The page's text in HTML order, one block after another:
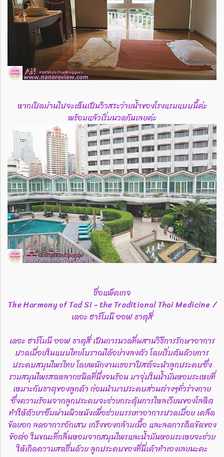
หากเปิดม่านไปจะเห็นเป็นวิวสระว่ายน้ำของโรงแรมแบบนี้ค่ะ
พร้อมแล้วเริ่มนวดกันเลยค่ะ
ชื่อแพ็คเกจ
The Harmony of Tad Si - the Traditional Thai Medicine /
เดอะ ฮาร์โมนี ออฟ ธาตุสี่
เดอะ ฮาร์โมนี ออฟ ธาตุสี่ เป็นการนวดที่ผสานวิธีการรักษาอาการ
ปวดเมื่อยในแบบไทยโบราณได้อย่างลงตัว โดยเริ่มต้นด้วยการ
ประคบสมุนไพรไทย โดยพนักงานเธอราปิสต์จะนำลูกประคบซึ่ง
รวมสมุนไพรสดหลากชนิดที่นึ่งจนร้อน มาจุ่มในน้ำมันหอมระเหยที่
เหมาะกับธาตุของลูกค้า ก่อนนำมาประคบส่วนต่างๆทั่วร่างกาย
ซึ่งความร้อนจากลูกประคบจะช่วยกระตุ้นการไหลเวียนของโลหิต
ทำให้ตัวยาซึมผ่านผิวหนังเพื่อช่วยบรรเทาอาการปวดเมื่อย เคล็ด
ขัดยอก ลดอาการอักเสบ เกร็งของกล้ามเนื้อ และลดการติดขัดของ
ข้อต่อ ในขณะที่กลิ่นหอมจากสมุนไพรและน้ำมันหอมระเหยจะช่วย
ให้เกิดความสดชื่นด้วย ลูกประคบของที่นี่เค้าทำเองเลยนะคะ